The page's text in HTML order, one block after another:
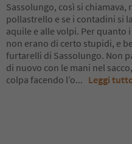
Sassolungo, così si chiamava,
pollastrello e se i contadini si
aquile e alle volpi. Per quanto
non erano di certo stupidi, e
furtarelli di Sassolungo. Non
di nuovo con le mani nel
colpa facendo l’o... Leggi